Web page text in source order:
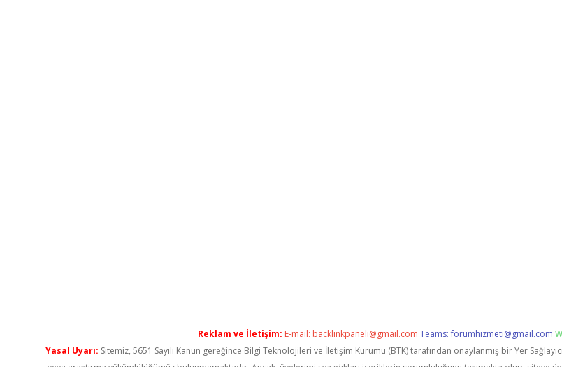
Reklam ve İletişim: E-mail: backlinkpaneli@gmail.com Teams:forumhizmeti@gmail.com
Yasal Uyarı: Sitemiz, 5651 Sayılı Kanun gereğince Bilgi Teknolojileri ve İletişim Kurumu (BTK) tarafından onaylanmış bir Yer